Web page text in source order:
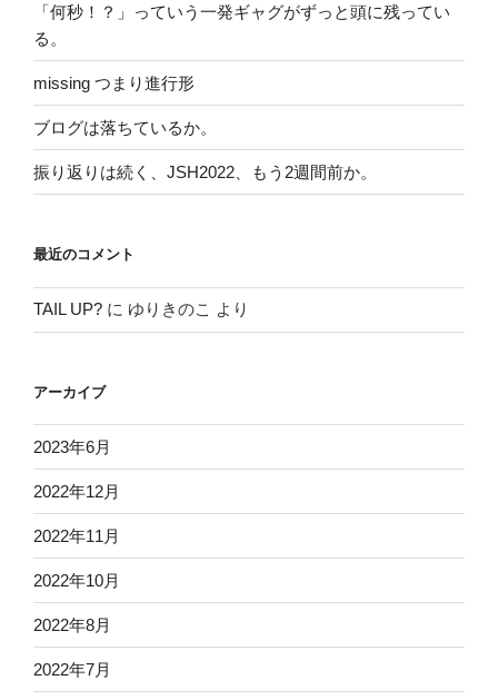
「何秒！？」っていう一発ギャグがずっと頭に残ってい
る。
missing つまり進行形
ブログは落ちているか。
振り返りは続く、JSH2022、もう2週間前か。
最近のコメント
TAIL UP? に ゆりきのこ より
アーカイブ
2023年6月
2022年12月
2022年11月
2022年10月
2022年8月
2022年7月